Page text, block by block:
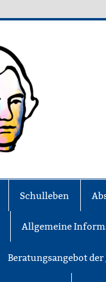
Schulleben
Allgemeine
Beratungsangebot